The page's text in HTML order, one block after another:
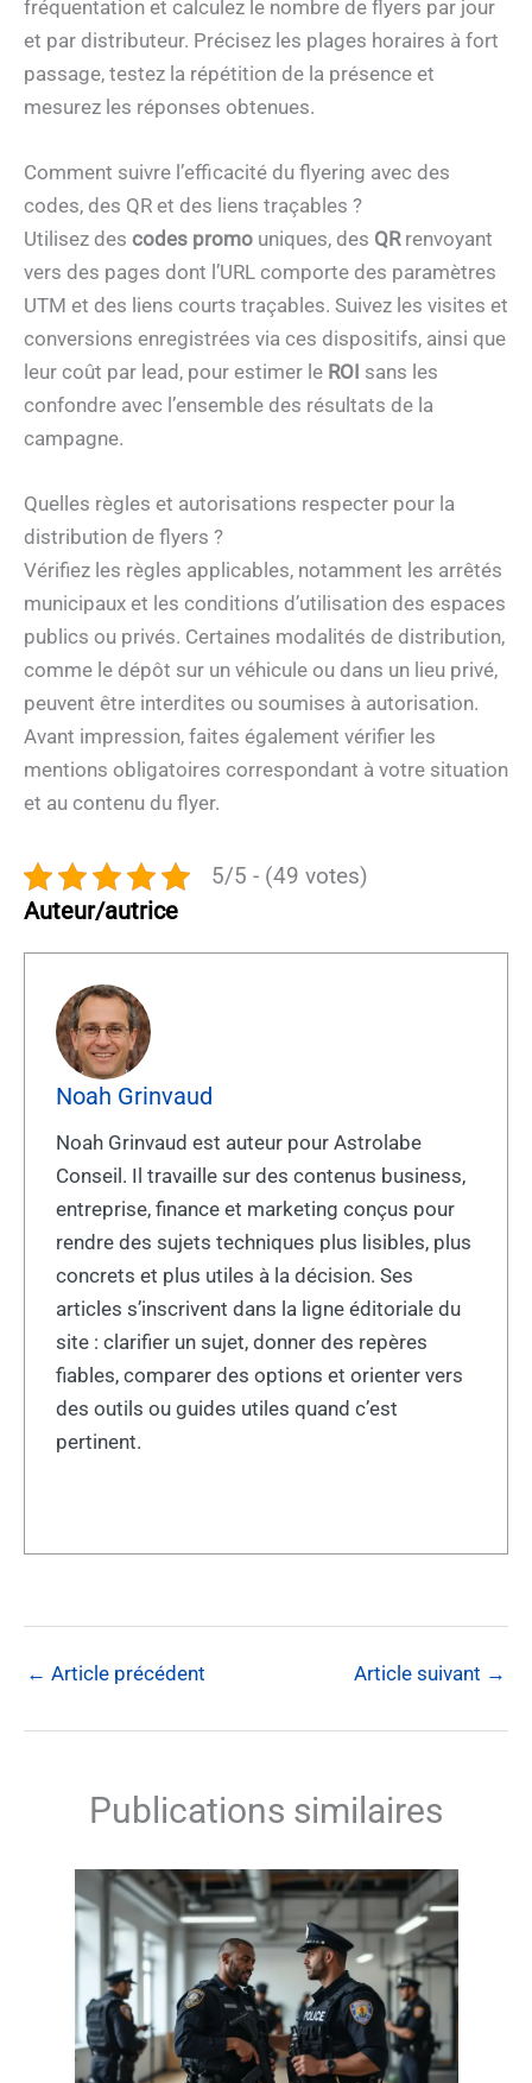
fréquentation et calculez le nombre de flyers par jour
et par distributeur. Précisez les plages horaires à fort
passage, testez la répétition de la présence et
mesurez les réponses obtenues.
Comment suivre l’efficacité du flyering avec des
codes, des QR et des liens traçables ?
Utilisez des codes promo uniques, des QRrenvoyant
vers des pages dont l’URL comporte des paramètres
UTM et des liens courts traçables. Suivez les visites et
conversions enregistrées via ces dispositifs, ainsi que
leur coût par lead, pour estimer le ROI sans les
confondre avec l’ensemble des résultats de la
campagne.
Quelles règles et autorisations respecter pour la
distribution de flyers ?
Vérifiez les règles applicables, notamment les arrêtés
municipaux et les conditions d’utilisation des espaces
publics ou privés. Certaines modalités de distribution,
comme le dépôt sur un véhicule ou dans un lieu privé,
peuvent être interdites ou soumises à autorisation.
Avant impression, faites également vérifier les
mentions obligatoires correspondant à votre situation
et au contenu du flyer.
5/5 - (49 votes)
Auteur/autrice
Noah Grinvaud
Noah Grinvaud est auteur pour Astrolabe
Conseil. Il travaille sur des contenus business,
entreprise, finance et marketing conçus pour
rendre des sujets techniques plus lisibles, plus
concrets et plus utiles à la décision. Ses
articles s’inscrivent dans la ligne éditoriale du
site : clarifier un sujet, donner des repères
fiables, comparer des options et orienter vers
des outils ou guides utiles quand c’est
pertinent.
← Article précédent Article suivant →
Publications similaires